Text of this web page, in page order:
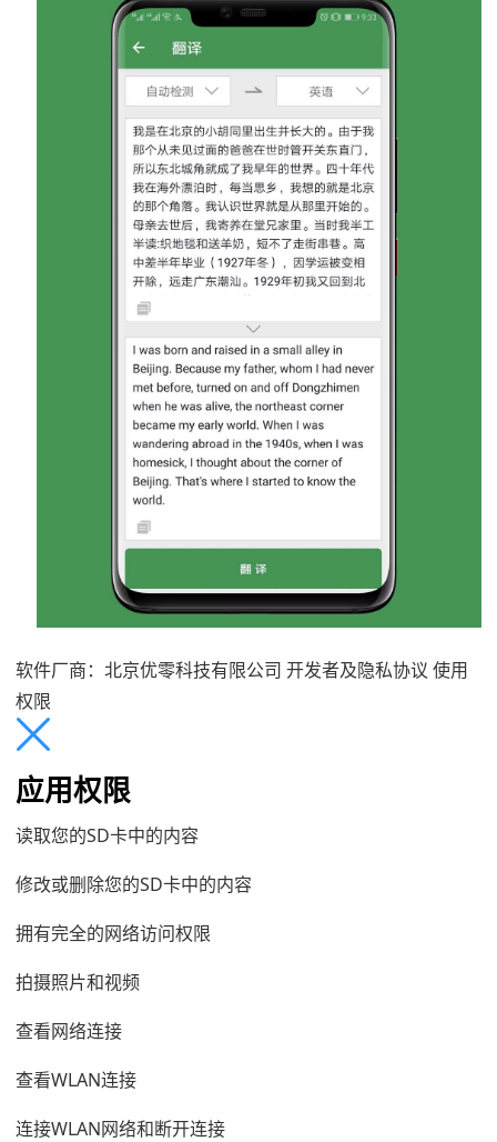
软件厂商：北京优零科技有限公司 开发者及隐私协议 使用
权限
应用权限
读取您的SD卡中的内容
修改或删除您的SD卡中的内容
拥有完全的网络访问权限
拍摄照片和视频
查看网络连接
查看WLAN连接
连接WLAN网络和断开连接